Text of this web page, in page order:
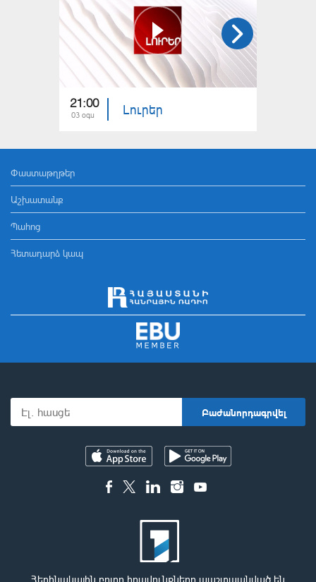
21:00
03 օգս Լուրեր
Փաստաթղթեր
Աշխատանք
Պահոց
Հետադարձ կապ
Հեղինակային բոլոր իրավունքները պաշտպանված են